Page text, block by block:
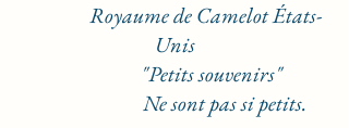
Royaume de Camelot États-
Unis
"Petits souvenirs"
Ne sont pas si petits.